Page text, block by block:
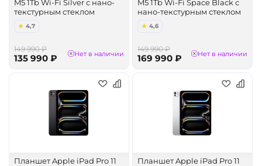
M5 1Tb Wi-Fi Silver с нано-
текстурным стеклом
4,7
149 990 ₽
135 990 ₽ Нет в наличии
M5 1Tb Wi-Fi Space Black с
нано-текстурным стеклом
4,6
149 990 ₽
169 990 ₽ Нет в наличии
Планшет Apple iPad Pro 11
Планшет Apple iPad Pro 11